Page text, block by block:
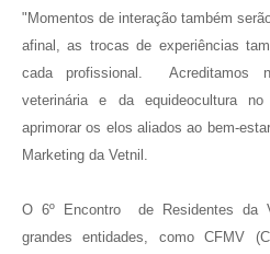
"Momentos de interação também
afinal, as trocas de experiências
cada profissional. Acreditamos
veterinária e da equideocultura
aprimorar os elos aliados ao bem-
Marketing da Vetnil.
O 6º Encontro de Residentes da
grandes entidades, como CFMV